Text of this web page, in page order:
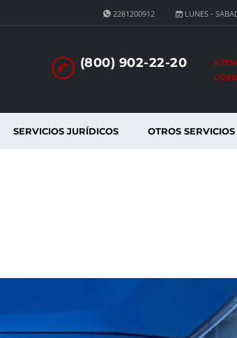
LUNES -
2281200912
(800) 902-22-20
SERVICIOS JURÍDICOS OTROS SERVICIOS